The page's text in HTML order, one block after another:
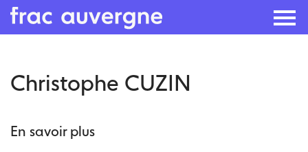
Christophe CUZIN
En savoir plus